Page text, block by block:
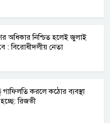
অধিকার নিশ্চিত হলেই জুলাই
: বিরোধীদলীয় নেতা
গাফিলতি করলে কঠোর ব্যবস্থা
রিজভী